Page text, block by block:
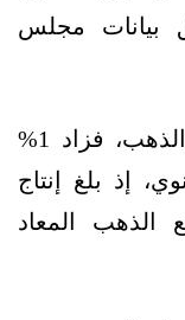
بيانات مجلس
وبالنسبة للمعروض العالمي من الذهب، فزاد 1%
إذ بلغ إنتاج
تراجع الذهب المعاد